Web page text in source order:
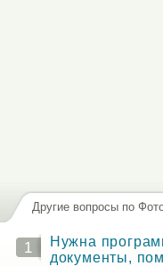
Другие вопросы по
1
Нужна
документы,